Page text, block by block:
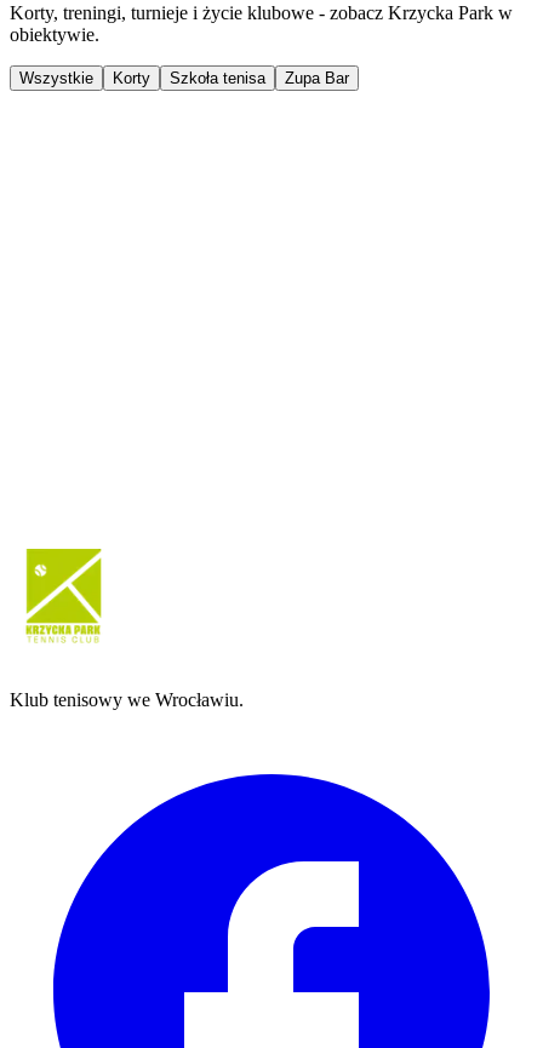
Korty, treningi, turnieje i życie klubowe - zobacz Krzycka Park w
obiektywie.
Wszystkie Korty Szkoła tenisa Zupa Bar
Klub tenisowy we Wrocławiu.